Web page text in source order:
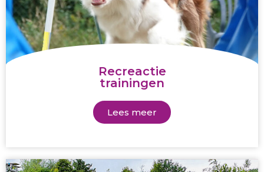
Recreactie
trainingen
Lees meer